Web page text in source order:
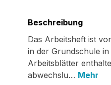
Beschreibung
Das Arbeitsheft ist
in der Grundschule in
Arbeitsblätter
abwechslu… Mehr